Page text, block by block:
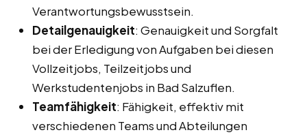
Verantwortungsbewusstsein.
Detailgenauigkeit: Genauigkeit und Sorgfalt
bei der Erledigung von Aufgaben bei diesen
Vollzeitjobs, Teilzeitjobs und
Werkstudentenjobs in Bad Salzuflen.
Teamfähigkeit: Fähigkeit, effektiv mit
verschiedenen Teams und Abteilungen